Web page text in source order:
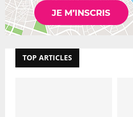
TOP ARTICLES